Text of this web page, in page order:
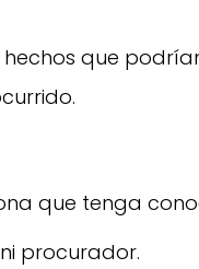
que
que tenga
procurador.